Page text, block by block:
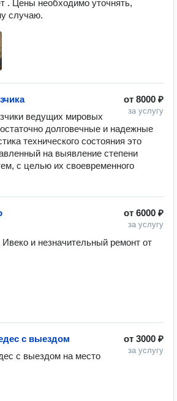
. Цены необходимо уточнять,
от 8000 ₽
за услугу
ведущих мировых
долговечные и надежные
технического состояния это
на выявление степени
с целью их своевременного
от 6000 ₽
за услугу
и незначительный ремонт от
от 3000 ₽
за услугу
с выездом
с выездом на место